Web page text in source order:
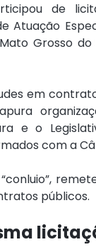
de
Atuação
Grosso
em
e o
com a
públicos.